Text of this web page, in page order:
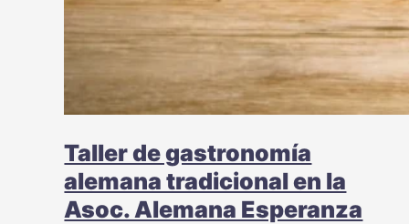
Taller de gastronomía
alemana tradicional en la
Asoc. Alemana Esperanza